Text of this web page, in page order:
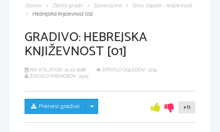
Domov Zbirka gradiv Slovenščina
Snov, zapiski - književnost
Hebrejska književnost [01]
GRADIVO:HEBREJSKA
KNJIŽEVNOST [01]
NA VOLJO OD: 21.12.2018
ŠTEVILO OGLEDOV: 1219
ŠTEVILO PRENOSOV: 2525
Prenesi gradivo Skrij/prikaži meni +11